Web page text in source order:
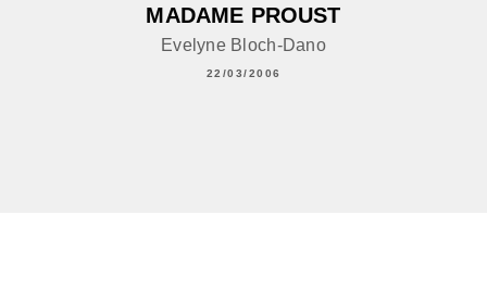
MADAME PROUST
Evelyne Bloch-Dano
22/03/2006